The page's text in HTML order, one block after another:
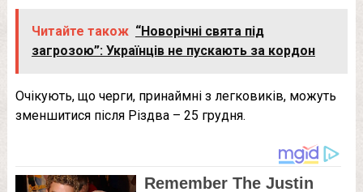
Читайте також “Новорічні свята під
загрозою”: Українців не пускають за кордон
Очікують, що черги, принаймні з легковиків, можуть
зменшитися після Різдва – 25 грудня.